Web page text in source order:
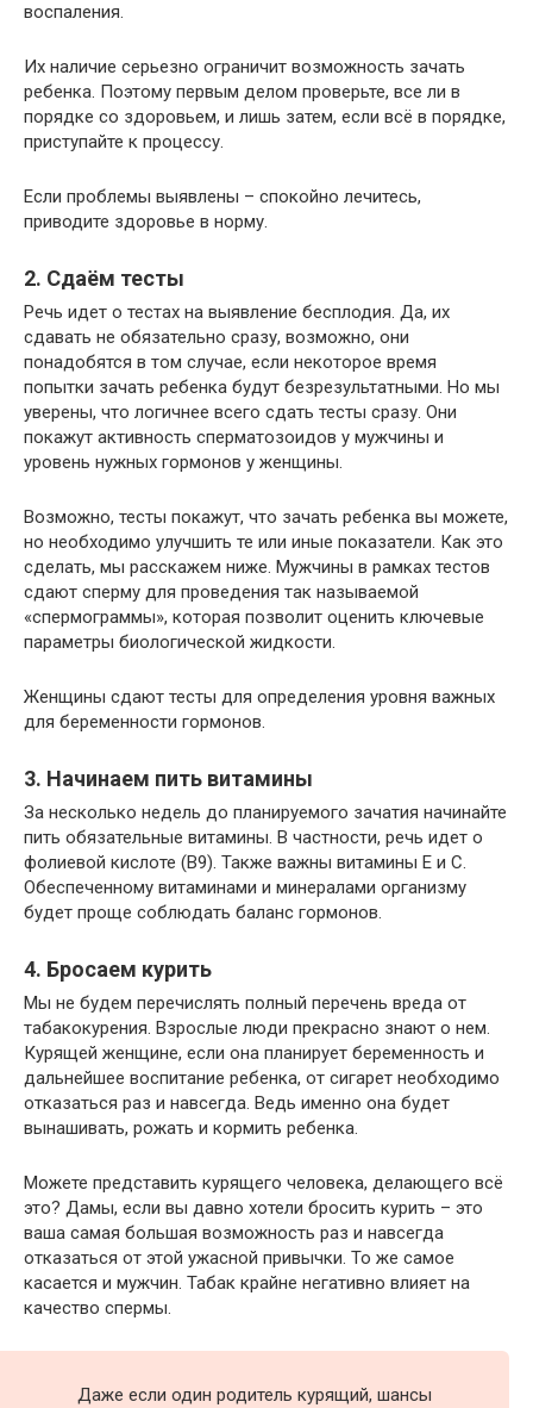
воспаления.
Их наличие серьезно ограничит возможность зачать
ребенка. Поэтому первым делом проверьте, все ли в
порядке со здоровьем, и лишь затем, если всё в порядке,
приступайте к процессу.
Если проблемы выявлены – спокойно лечитесь,
приводите здоровье в норму.
2. Сдаём тесты
Речь идет о тестах на выявление бесплодия. Да, их
сдавать не обязательно сразу, возможно, они
понадобятся в том случае, если некоторое время
попытки зачать ребенка будут безрезультатными. Но мы
уверены, что логичнее всего сдать тесты сразу. Они
покажут активность сперматозоидов у мужчины и
уровень нужных гормонов у женщины.
Возможно, тесты покажут, что зачать ребенка вы можете,
но необходимо улучшить те или иные показатели. Как это
сделать, мы расскажем ниже. Мужчины в рамках тестов
сдают сперму для проведения так называемой
«спермограммы», которая позволит оценить ключевые
параметры биологической жидкости.
Женщины сдают тесты для определения уровня важных
для беременности гормонов.
3. Начинаем пить витамины
За несколько недель до планируемого зачатия начинайте
пить обязательные витамины. В частности, речь идет о
фолиевой кислоте (В9). Также важны витамины Е и С.
Обеспеченному витаминами и минералами организму
будет проще соблюдать баланс гормонов.
4. Бросаем курить
Мы не будем перечислять полный перечень вреда от
табакокурения. Взрослые люди прекрасно знают о нем.
Курящей женщине, если она планирует беременность и
дальнейшее воспитание ребенка, от сигарет необходимо
отказаться раз и навсегда. Ведь именно она будет
вынашивать, рожать и кормить ребенка.
Можете представить курящего человека, делающего всё
это? Дамы, если вы давно хотели бросить курить – это
ваша самая большая возможность раз и навсегда
отказаться от этой ужасной привычки. То же самое
касается и мужчин. Табак крайне негативно влияет на
качество спермы.
Даже если один родитель курящий, шансы